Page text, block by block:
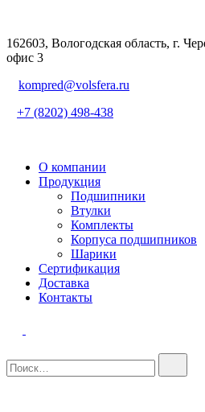
162603, Вологодская область, г.
офис 3
kompred@volsfera.ru
+7 (8202) 498-438
О компании
Продукция
Подшипники
Втулки
Комплекты
Корпуса подшипников
Шарики
Сертификация
Доставка
Контакты